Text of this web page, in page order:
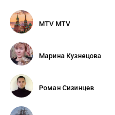
MTV MTV
Маринa Кузнецова
Роман Сизинцев